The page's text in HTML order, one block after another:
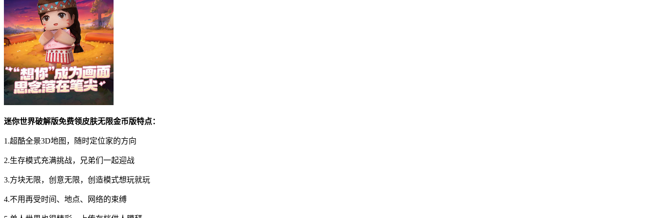
迷你世界破解版免费领皮肤无限金币版特点：
1.超酷全景3D地图，随时定位家的方向
2.生存模式充满挑战，兄弟们一起迎战
3.方块无限，创意无限，创造模式想玩就玩
4.不用再受时间、地点、网络的束缚